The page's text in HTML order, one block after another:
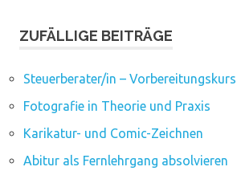
ZUFÄLLIGE BEITRÄGE
Steuerberater/in – Vorbereitungskurs
Fotografie in Theorie und Praxis
Karikatur- und Comic-Zeichnen
Abitur als Fernlehrgang absolvieren